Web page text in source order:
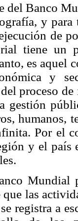
del Banco
y
de
tiene un
es aquel
y
proceso
gestión
humanos,
Por el
y el país
Mundial
las
registra a